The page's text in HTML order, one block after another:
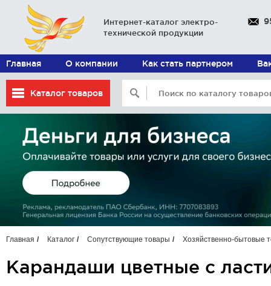
Интернет-каталог электро-
технической продукции
Главная О компании Как стать партнером
Каталог товаров
Главная Каталог Сопутствующие товары Хозяйственно-бытовые
Карандаши цветные с